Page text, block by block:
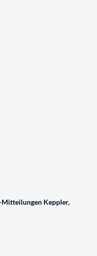
Keppler,